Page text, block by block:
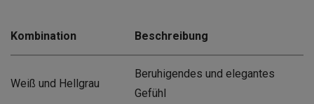
Kombination Beschreibung
Weiß und Hellgrau
Beruhigendes und elegantes
Gefühl